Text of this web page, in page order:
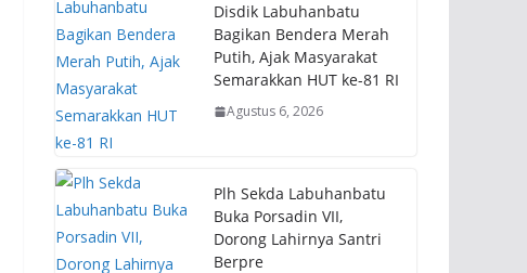
Disdik Labuhanbatu
Bagikan Bendera Merah
Putih, Ajak Masyarakat
Semarakkan HUT ke-81 RI
Agustus 6, 2026
Plh Sekda Labuhanbatu
Buka Porsadin VII,
Dorong Lahirnya Santri
Berpre